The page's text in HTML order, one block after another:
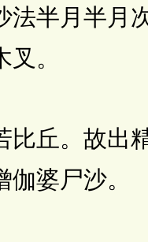
法半月半月
。
丘。故出
伽婆尸沙。